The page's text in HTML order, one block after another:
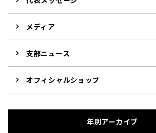
メディア
支部ニュース
オフィシャルショップ
年別アーカイブ